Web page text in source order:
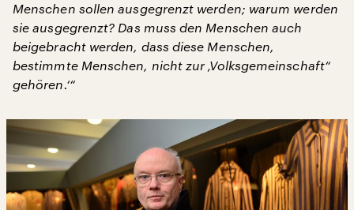
Menschen sollen ausgegrenzt werden; warum werden
sie ausgegrenzt? Das muss den Menschen auch
beigebracht werden, dass diese Menschen,
bestimmte Menschen, nicht zur ‚Volksgemeinschaft“
gehören.‘“